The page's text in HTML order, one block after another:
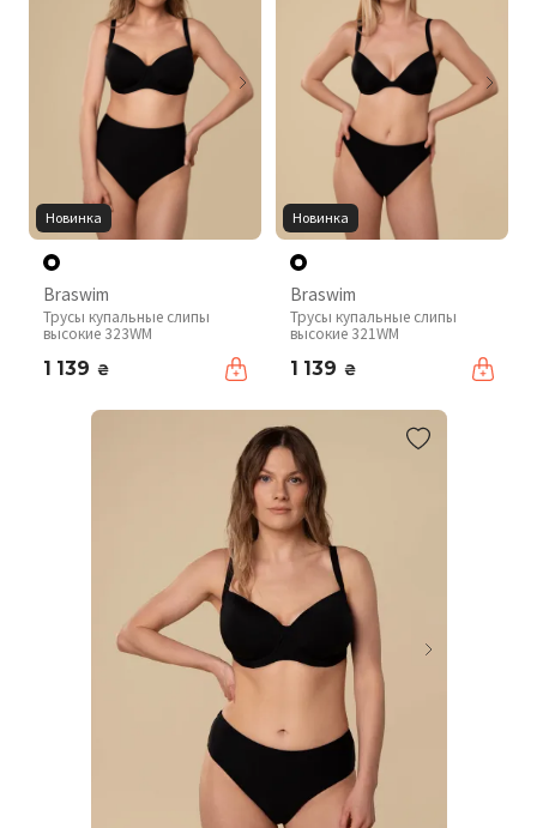
Новинка
Braswim
Трусы купальные слипы
высокие 323WM
1 139 ₴
Новинка
Braswim
Трусы купальные слипы
высокие 321WM
1 139 ₴